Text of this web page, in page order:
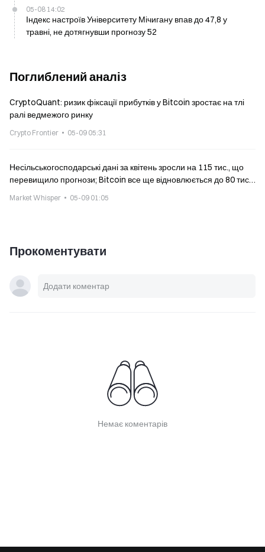
05-08 14:02
Індекс настроїв Університету Мічигану впав до 47,8 у
травні, не дотягнувши прогнозу 52
Поглиблений аналіз
CryptoQuant: ризик фіксації прибутків у Bitcoin зростає на тлі
ралі ведмежого ринку
Crypto Frontier 05-09 05:31
Несільськогосподарські дані за квітень зросли на 115 тис., що
перевищило прогнози; Bitcoin все ще відновлюється до 80 тис.
Market Whisper 05-09 01:05
Прокоментувати
Немає коментарів